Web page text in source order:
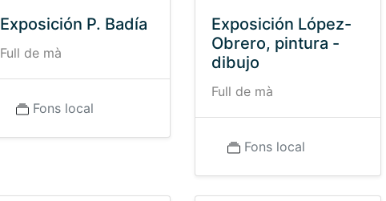
Exposición P. Badía
Full de mà
Fons local
Exposición López-
Obrero, pintura -
dibujo
Full de mà
Fons local